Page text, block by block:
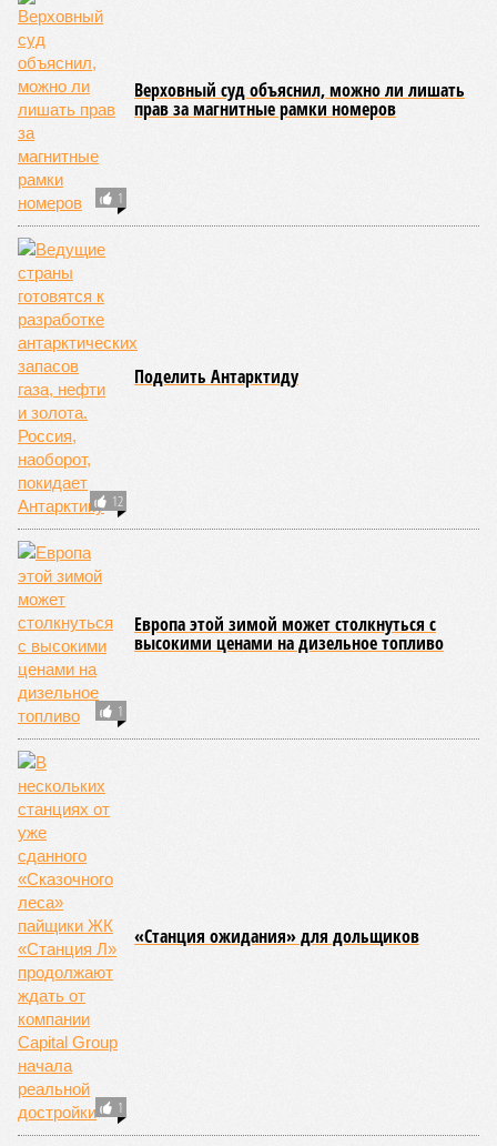
«Станция Л» продолжают ждать от компании Capital Group начала
реальной достройки (изображение сгенерировано ИИ)
Пока в Ярославском районе СВАО дольщики «Сказочного леса»
уже получают ключи – в мае 2026 года были получены
заключение о соответствии проектной документации и
разрешение на ввод жилищного комплекса в эксплуатацию –
совсем недалеко, в паре станций метро южнее, на Люблинской
улице, картина, можно сказать, прямо противоположная.
Сюжет:Недвижимость
ЖК «Светлый мир «Станция Л»: та же группа компаний-
банкрот Seven Suns Development, та же
схема достройки через Capital Group осенью 2024 года, но
за прошедшие два года результатов, по словам дольщиков,
практически не видно. По
порталов, первую очередь ЖК строители обещают сдать к
декабрю 2026 г., вторую – к марту 2028-го. Но никто при
этом из кураторов стройки не задается вопросом: как эти
сроки должны материализоваться? На строительной
площадке, по свидетельствам дольщиков, регулярно
бывающих у забора, какая-либо техника отсутствует. Ни
бетононасосов, ни работающих кранов, ни признаков
мобилизации подрядчиков. При том, что до «декабря 2026»
осталось менее полугода.
Если в «Сказочном лесу» техзаказчик публично
отчитывался о поэтапной готовности – 90%, затем 97%, с
конкретными инженерными работами (усиление
монолитных конструкций, устранение проектных ошибок) –
то по «Станции Л» подобной публичной отчётности